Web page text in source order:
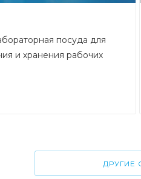
посуда для
и хранения рабочих
ДРУГИЕ